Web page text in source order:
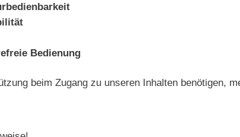
Bedienung
beim Zugang zu unseren Inhalten benötigen,